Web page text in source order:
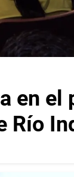
en el
Río